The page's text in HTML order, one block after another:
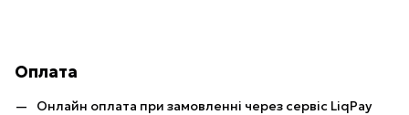
Оплата
Онлайн оплата при замовленні через сервіс LiqPay